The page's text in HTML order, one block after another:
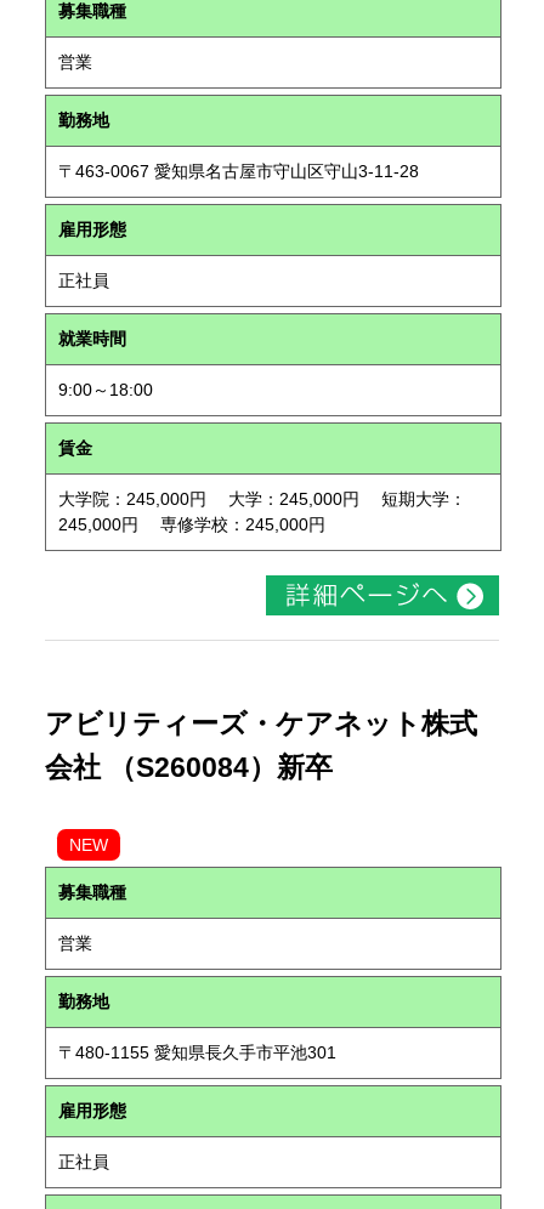
募集職種
営業
勤務地
〒463-0067 愛知県名古屋市守山区守山3-11-28
雇用形態
正社員
就業時間
9:00～18:00
賃金
大学院：245,000円 大学：245,000円 短期大学：
245,000円 専修学校：245,000円
アビリティーズ・ケアネット株式
会社 （S260084）新卒
NEW
募集職種
営業
勤務地
〒480-1155 愛知県長久手市平池301
雇用形態
正社員